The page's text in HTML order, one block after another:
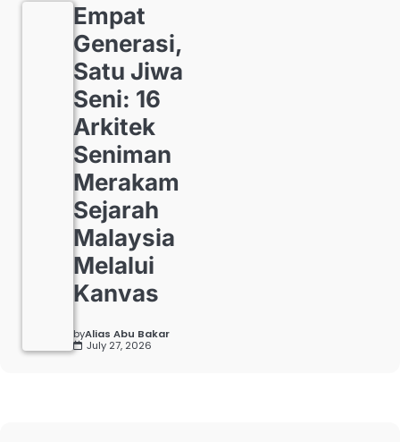
Empat
Generasi,
Satu Jiwa
Seni: 16
Arkitek
Seniman
Merakam
Sejarah
Malaysia
Melalui
Kanvas
byAlias Abu Bakar
July 27, 2026